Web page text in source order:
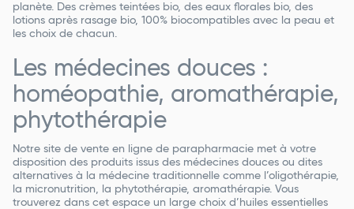
planète. Des crèmes teintées bio, des eaux florales bio, des
lotions après rasage bio, 100% biocompatibles avec la peau et
les choix de chacun.
Les médecines douces :
homéopathie, aromathérapie,
phytothérapie
Notre site de vente en ligne de parapharmacie met à votre
disposition des produits issus des médecines douces ou dites
alternatives à la médecine traditionnelle comme l’oligothérapie,
la micronutrition, la phytothérapie, aromathérapie. Vous
trouverez dans cet espace un large choix d’huiles essentielles